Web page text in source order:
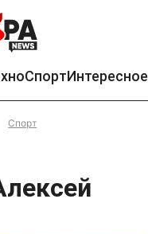
СпортИнтересное
Спорт